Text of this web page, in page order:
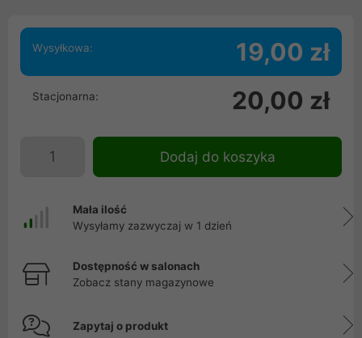
Wysyłkowa: 19,00 zł
Stacjonarna: 20,00 zł
Dodaj do koszyka
Mała ilość
Wysyłamy zazwyczaj w 1 dzień
Dostępność w salonach
Zobacz stany magazynowe
Zapytaj o produkt